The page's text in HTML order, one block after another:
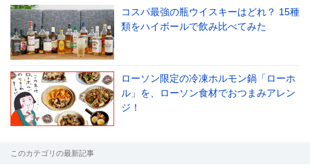
コスパ最強の瓶ウイスキーはどれ？ 15種
類をハイボールで飲み比べてみた
ローソン限定の冷凍ホルモン鍋「ローホ
ル」を、ローソン食材でおつまみアレン
ジ！
このカテゴリの最新記事